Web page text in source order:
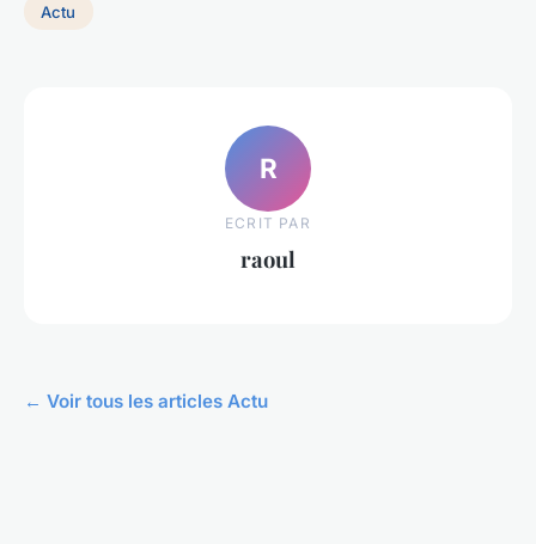
Actu
R
ECRIT PAR
raoul
← Voir tous les articles Actu